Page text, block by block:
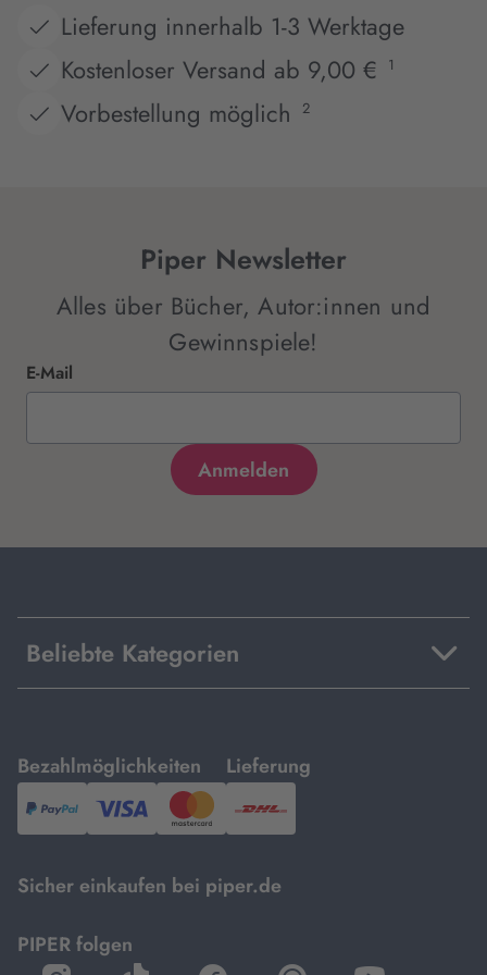
Juliana Weinberg,
Yvonne Winkler
Lieferung innerhalb 1-3 Werktage
Kostenloser Versand ab 9,00 €
1
Vorbestellung möglich 2
Piper Newsletter
Alles über Bücher, Autor:innen und
Gewinnspiele!
E-Mail
Beliebte Kategorien
Bezahlmöglichkeiten
mit
PayPal,Visa
und
Lieferung
mit
DHL.
Sicher einkaufen bei piper.de
PIPER folgen